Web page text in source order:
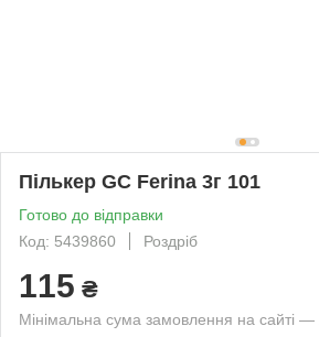
Пількер GC Ferina 3г 101
Готово до відправки
Код: 5439860
Роздріб
115 ₴
Мінімальна сума замовлення на сайті